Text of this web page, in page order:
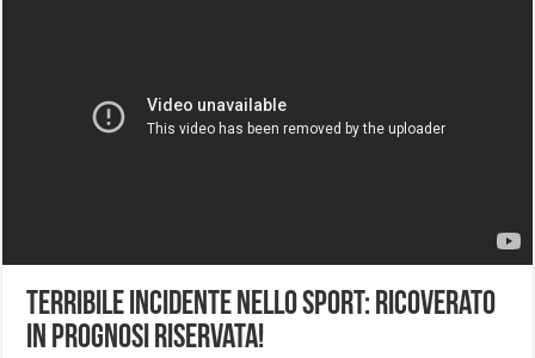
Terribile Incidente Nello Sport: Ricoverato
In Prognosi Riservata!